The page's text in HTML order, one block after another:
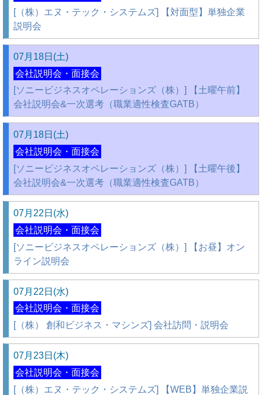
[（株）エヌ・テック・システムズ] 【対面型】単独企業
説明会
07月18日(土)
会社説明会・面接会
[ソニービジネスオペレーションズ（株）] 【土曜午前】
会社説明会&一次選考（職業適性検査GATB）
07月18日(土)
会社説明会・面接会
[ソニービジネスオペレーションズ（株）] 【土曜午後】
会社説明会&一次選考（職業適性検査GATB）
07月22日(水)
会社説明会・面接会
[ソニービジネスオペレーションズ（株）] 【お昼】オン
ライン説明会
07月22日(水)
会社説明会・面接会
[（株） 創和ビジネス・マシンズ] 会社訪問・説明会
07月23日(木)
会社説明会・面接会
[（株）エヌ・テック・システムズ] 【WEB】単独企業説